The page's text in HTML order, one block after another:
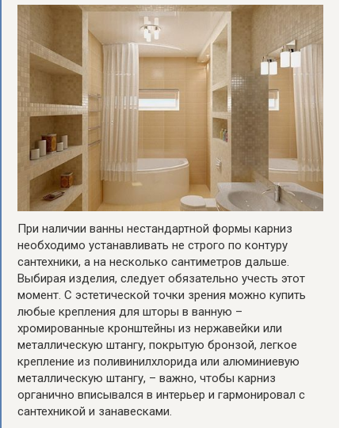
При наличии ванны нестандартной формы карниз
необходимо устанавливать не строго по контуру
сантехники, а на несколько сантиметров дальше.
Выбирая изделия, следует обязательно учесть этот
момент. С эстетической точки зрения можно купить
любые крепления для шторы в ванную –
хромированные кронштейны из нержавейки или
металлическую штангу, покрытую бронзой, легкое
крепление из поливинилхлорида или алюминиевую
металлическую штангу, – важно, чтобы карниз
органично вписывался в интерьер и гармонировал с
сантехникой и занавесками.